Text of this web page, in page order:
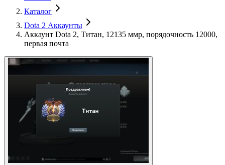
Каталог
Dota 2 Аккаунты
Аккаунт Dota 2, Титан, 12135 ммр, порядочность 12000,
первая почта